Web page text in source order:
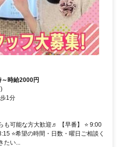
～時給2000円
1分
も可能な方大歓迎♬ 【早番】 ⭐ 9:00
⭐希望の時間・日数・曜日ご相談く
い...